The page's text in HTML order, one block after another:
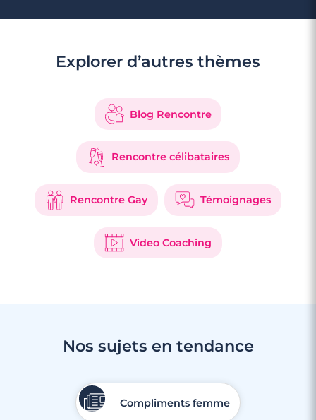
Explorer d’autres thèmes
Blog Rencontre
Rencontre célibataires
Rencontre Gay Témoignages
Video Coaching
Nos sujets en tendance
Compliments femme